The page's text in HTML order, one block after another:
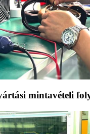
mintavételi